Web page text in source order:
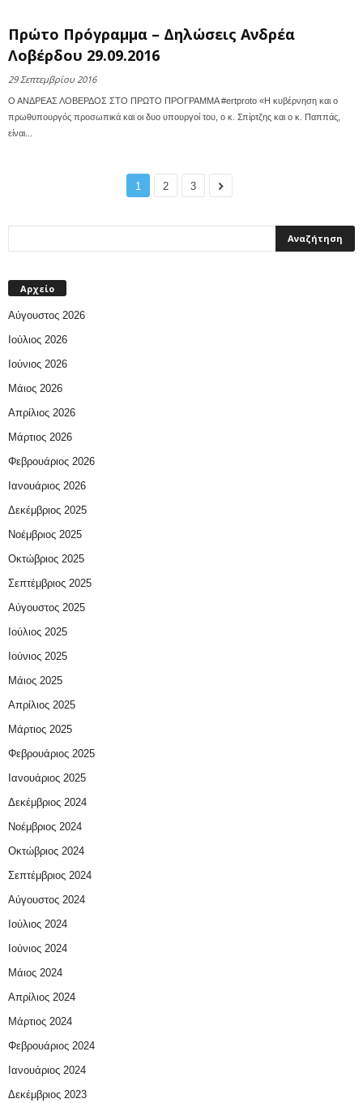
Πρώτο Πρόγραμμα – Δηλώσεις Ανδρέα
Λοβέρδου 29.09.2016
29 Σεπτεμβρίου 2016
Ο ΑΝΔΡΕΑΣ ΛΟΒΕΡΔΟΣ ΣΤΟ ΠΡΩΤO ΠΡΟΓΡΑΜΜΑ #ertproto «Η κυβέρνηση και ο
πρωθυπουργός προσωπικά και οι δυο υπουργοί του, ο κ. Σπίρτζης και ο κ. Παππάς,
είναι...
1 2 3
Αρχείο
Αύγουστος 2026
Ιούλιος 2026
Ιούνιος 2026
Μάιος 2026
Απρίλιος 2026
Μάρτιος 2026
Φεβρουάριος 2026
Ιανουάριος 2026
Δεκέμβριος 2025
Νοέμβριος 2025
Οκτώβριος 2025
Σεπτέμβριος 2025
Αύγουστος 2025
Ιούλιος 2025
Ιούνιος 2025
Μάιος 2025
Απρίλιος 2025
Μάρτιος 2025
Φεβρουάριος 2025
Ιανουάριος 2025
Δεκέμβριος 2024
Νοέμβριος 2024
Οκτώβριος 2024
Σεπτέμβριος 2024
Αύγουστος 2024
Ιούλιος 2024
Ιούνιος 2024
Μάιος 2024
Απρίλιος 2024
Μάρτιος 2024
Φεβρουάριος 2024
Ιανουάριος 2024
Δεκέμβριος 2023